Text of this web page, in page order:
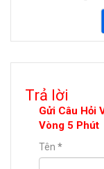
Trả lời
Gửi Câu Hỏi
Vòng 5 Phút
Tên *